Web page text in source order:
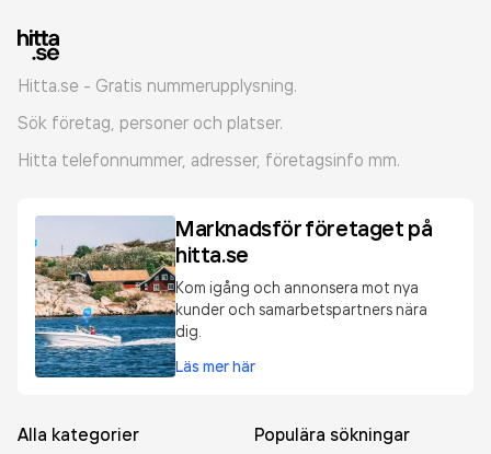
Hitta.se - Gratis nummerupplysning.
Sök företag, personer och platser.
Hitta telefonnummer, adresser, företagsinfo mm.
Marknadsför företaget på
hitta.se
Kom igång och annonsera mot nya
kunder och samarbetspartners nära
dig.
Läs mer här
Alla kategorier
Populära sökningar